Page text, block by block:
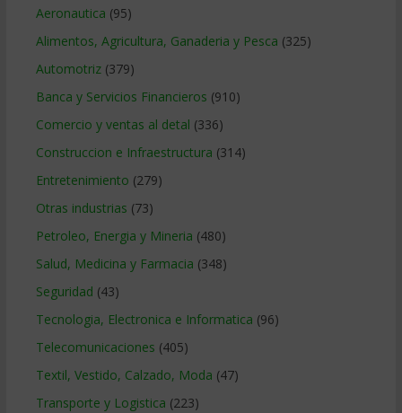
Aeronautica (95)
Alimentos, Agricultura, Ganaderia y Pesca (325)
Automotriz(379)
Banca y Servicios Financieros (910)
Comercio y ventas al detal (336)
Construccion e Infraestructura (314)
Entretenimiento (279)
Otras industrias (73)
Petroleo, Energia y Mineria (480)
Salud, Medicina y Farmacia (348)
Seguridad (43)
Tecnologia, Electronica e Informatica (96)
Telecomunicaciones (405)
Textil, Vestido, Calzado, Moda (47)
Transporte y Logistica (223)